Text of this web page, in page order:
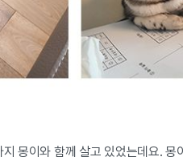
몽이와 함께 살고 있었는데요.